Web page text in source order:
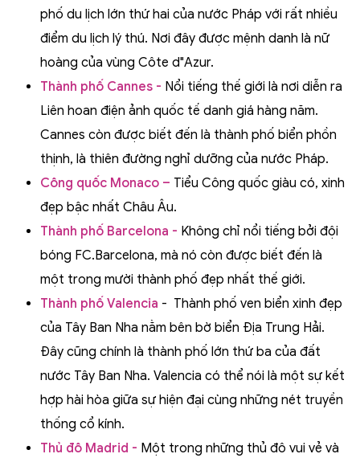
phố du lịch lớn thứ hai của nước Pháp với rất nhiều
điểm du lịch lý thú. Nơi đây được mệnh danh là nữ
hoàng của vùng Côte d"Azur.
Thành phố Cannes - Nổi tiếng thế giới là nơi diễn ra
Liên hoan điện ảnh quốc tế danh giá hàng năm.
Cannes còn được biết đến là thành phố biển phồn
thịnh, là thiên đường nghỉ dưỡng của nước Pháp.
Công quốc Monaco – Tiểu Công quốc giàu có, xinh
đẹp bậc nhất Châu Âu.
Thành phố Barcelona - Không chỉ nổi tiếng bởi đội
bóng FC.Barcelona, mà nó còn được biết đến là
một trong mười thành phố đẹp nhất thế giới.
Thành phố Valencia - Thành phố ven biển xinh đẹp
của Tây Ban Nha nằm bên bờ biển Địa Trung Hải.
Đây cũng chính là thành phố lớn thứ ba của đất
nước Tây Ban Nha. Valencia có thể nói là một sự kết
hợp hài hòa giữa sự hiện đại cùng những nét truyền
thống cổ kính.
Thủ đô Madrid - Một trong những thủ đô vui vẻ và